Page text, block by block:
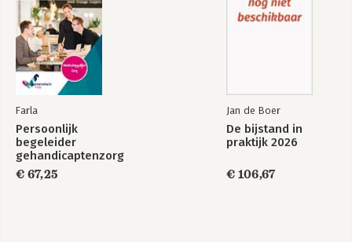
Farla
Persoonlijk
begeleider
gehandicaptenzorg
(combi)
€ 67,25
Jan de Boer
De bijstand in
praktijk 2026
€ 106,67